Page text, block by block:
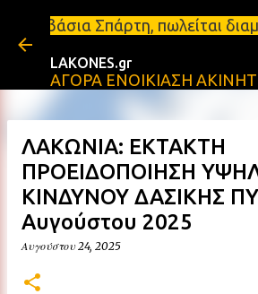
Μετάβαση στο κύριο
Σπάρτη,
LAKONES.gr
ΑΓΟΡΑ ΕΝΟΙΚΙΑΣΗ
ΛΑΚΩΝΙΑ: ΕΚΤΑΚΤΗ
ΠΡΟΕΙΔΟΠΟΙΗΣΗ
ΚΙΝΔΥΝΟΥ ΔΑΣΙΚΗΣ
Αυγούστου 2025
Αυγούστου 24, 2025